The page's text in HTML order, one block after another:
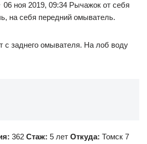
06 ноя 2019, 09:34 Рычажок от себя
на себя передний омыватель.
с заднего омывателя. На лоб воду
362 Стаж: 5 лет Откуда: Томск 7